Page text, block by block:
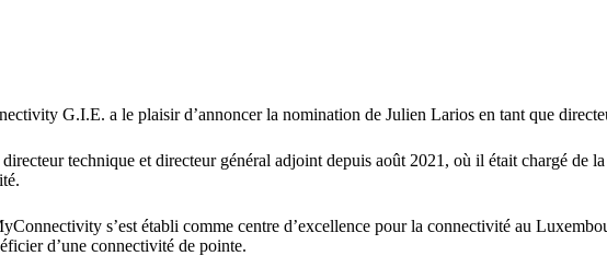
G.I.E. a le plaisir d’annoncer la nomination de Julien Larios en tant que
technique et directeur général adjoint depuis août 2021, où il était chargé de
s’est établi comme centre d’excellence pour la connectivité au
d’une connectivité de pointe.